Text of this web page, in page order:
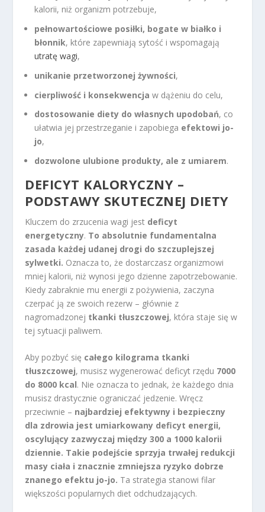
kalorii, niż organizm potrzebuje,
pełnowartościowe posiłki, bogate w białko i
błonnik, które zapewniają sytość i wspomagają
utratę wagi,
unikanie przetworzonej żywności,
cierpliwość i konsekwencja w dążeniu do celu,
dostosowanie diety do własnych upodobań, co
ułatwia jej przestrzeganie i zapobiega efektowi jo-
jo,
dozwolone ulubione produkty, ale z umiarem.
DEFICYT KALORYCZNY –
PODSTAWY SKUTECZNEJ DIETY
Kluczem do zrzucenia wagi jest deficyt
energetyczny. To absolutnie fundamentalna
zasada każdej udanej drogi do szczuplejszej
sylwetki. Oznacza to, że dostarczasz organizmowi
mniej kalorii, niż wynosi jego dzienne zapotrzebowanie.
Kiedy zabraknie mu energii z pożywienia, zaczyna
czerpać ją ze swoich rezerw – głównie z
nagromadzonej tkanki tłuszczowej, która staje się w
tej sytuacji paliwem.
Aby pozbyć się całego kilograma tkanki
tłuszczowej, musisz wygenerować deficyt rzędu 7000
do 8000 kcal. Nie oznacza to jednak, że każdego dnia
musisz drastycznie ograniczać jedzenie. Wręcz
przeciwnie – najbardziej efektywny i bezpieczny
dla zdrowia jest umiarkowany deficyt energii,
oscylujący zazwyczaj między 300 a 1000 kalorii
dziennie. Takie podejście sprzyja trwałej redukcji
masy ciała i znacznie zmniejsza ryzyko dobrze
znanego efektu jo-jo. Ta strategia stanowi filar
większości popularnych diet odchudzających.